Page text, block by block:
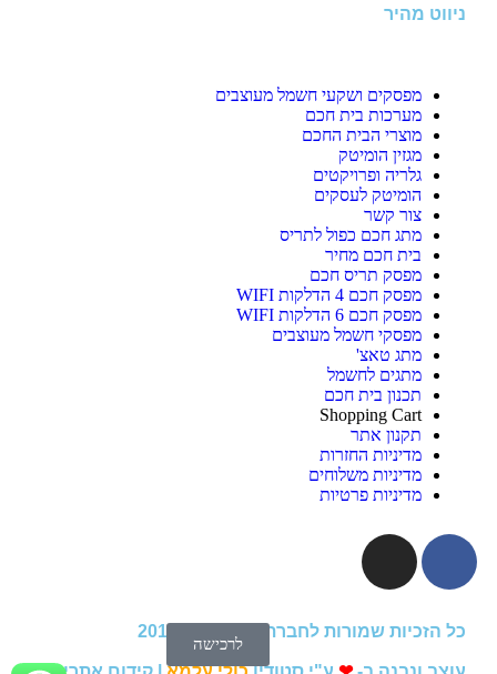
ניווט מהיר
מפסקים ושקעי חשמל מעוצבים
מערכות בית חכם
מוצרי הבית החכם
מגזין הומיטק
גלריה ופרויקטים
הומיטק לעסקים
צור קשר
מתג חכם כפול לתריס
בית חכם מחיר
מפסק תריס חכם
מפסק חכם 4 הדלקות WIFI
מפסק חכם 6 הדלקות WIFI
מפסקי חשמל מעוצבים
מתג טאצ'
מתגים לחשמל
תכנון בית חכם
Shopping Cart
תקנון אתר
מדיניות החזרות
מדיניות משלוחים
מדיניות פרטיות
לרכישה
כל הזכיות שמורות לחברת הומיטק © 2018